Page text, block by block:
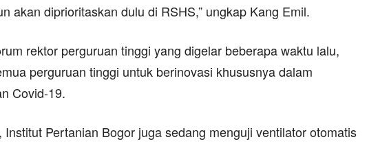
akan diprioritaskan dulu di RSHS,” ungkap Kang Emil.
rektor perguruan tinggi yang digelar beberapa waktu lalu,
perguruan tinggi untuk berinovasi khususnya dalam
Covid-19.
Pertanian Bogor juga sedang menguji ventilator otomatis